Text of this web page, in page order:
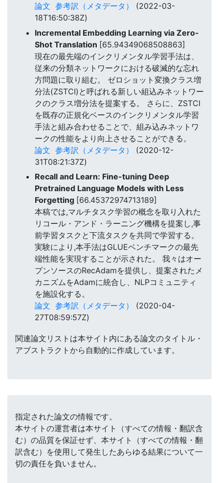
論文 参考訳（メタデータ）
(2022-03-
18T16:50:38Z)
Incremental Embedding Learning via Zero-
Shot Translation [65.94349068508863]
現在の最先端のインクリメンタル学習手法は、
従来の分類ネットワークにおける破滅的な忘れ
方問題に取り組む。 ゼロショット変換クラス増
分法(ZSTCI)と呼ばれる新しい組込みネットワー
クのクラス増分法を提案する。 さらに、ZSTCI
を既存の正規化ベースのインクリメンタル学習
手法と組み合わせることで、組み込みネットワ
ークの性能をより向上させることができる。
論文 参考訳（メタデータ）
(2020-12-
31T08:21:37Z)
Recall and Learn: Fine-tuning Deep
Pretrained Language Models with Less
Forgetting [66.45372974713189]
本稿では,マルチタスク学習の概念を取り入れた
リコール・アンド・ラーニング機構を提案し,事
前学習タスクと下流タスクを共同で学習する。
実験により,本手法はGLUEベンチマークの最先
端性能を実現することが示された。 我々はオー
プンソースのRecAdamを提供し、提案されたメ
カニズムをAdamに統合し、NLPコミュニティ
を施設化する。
論文 参考訳（メタデータ）
(2020-04-
27T08:59:57Z)
関連論文リストは本サイト内にある論文のタイトル・
アブストラクトから自動的に作成しています。
指定された論文の情報です。
本サイトの運営者は本サイト（すべての情報・翻訳含
む）の品質を保証せず、本サイト（すべての情報・翻
訳含む）を使用して発生したあらゆる結果について一
切の責任を負いません。